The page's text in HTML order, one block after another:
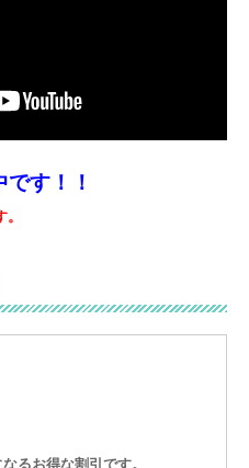
す！！
るお得な割引です。